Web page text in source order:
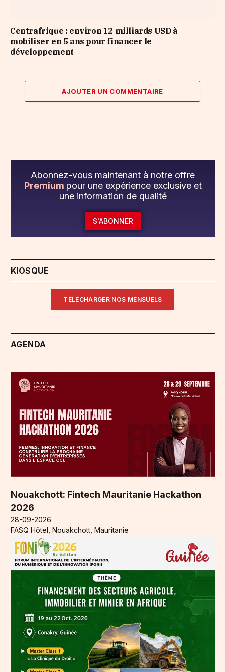
Centrafrique : environ 12 milliards USD à
mobiliser en 5 ans pour financer le
développement
AJOUTER UN COMMENTAIRE
Abonnez-vous maintenant à notre offre
Premium pour une expérience exclusive et
une information de qualité
S'ABONNER
KIOSQUE
TÉLÉCHARGER NOS MENSUELS
AGENDA
Nouakchott: Fintech Mauritanie Hackathon
2026
28-09-2026
FASQ Hôtel, Nouakchott, Mauritanie